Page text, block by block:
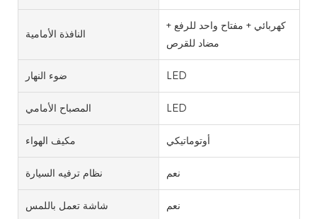
النافذة الأمامية
كهربائي + مفتاح واحد للرفع +
مضاد للقرص
ضوء النهار LED
المصباح الأمامي LED
مكيف الهواء أوتوماتيكي
نظام ترفيه السيارة نعم
شاشة تعمل باللمس نعم